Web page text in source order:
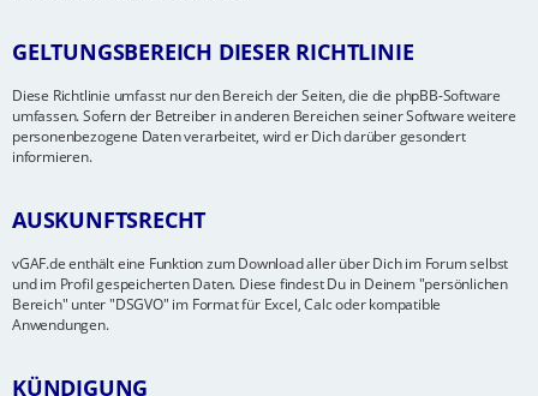
GELTUNGSBEREICH DIESER RICHTLINIE
Diese Richtlinie umfasst nur den Bereich der Seiten, die die phpBB-Software
umfassen. Sofern der Betreiber in anderen Bereichen seiner Software weitere
personenbezogene Daten verarbeitet, wird er Dich darüber gesondert
informieren.
AUSKUNFTSRECHT
vGAF.de enthält eine Funktion zum Download aller über Dich im Forum selbst
und im Profil gespeicherten Daten. Diese findest Du in Deinem "persönlichen
Bereich" unter "DSGVO" im Format für Excel, Calc oder kompatible
Anwendungen.
KÜNDIGUNG